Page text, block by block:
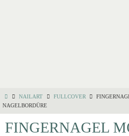
NAILART FULLCOVER
NAGELBORDÜRE
FINGERNAGEL